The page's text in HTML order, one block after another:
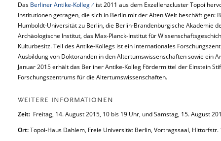
Das Berliner Antike-Kolleg
ist 2011 aus dem Exzellenzcluster Topoi
Institutionen getragen, die sich in Berlin mit der Alten Welt beschäftigen:
Humboldt-Universität zu Berlin, die Berlin-Brandenburgische Akademie
Archäologische Institut, das Max-Planck-Institut für
Kulturbesitz. Teil des Antike-Kollegs ist ein internationales
Ausbildung von Doktoranden in den Altertumswissenschaften sowie ein
Januar 2015 erhält das Berliner Antike-Kolleg Fördermittel der Einstein
Forschungszentrums für die Altertumswissenschaften.
WEITERE INFORMATIONEN
Zeit: Freitag, 14. August 2015, 10 bis 19 Uhr, und Samstag, 15. August
Ort:Topoi-Haus Dahlem, Freie Universität Berlin, Vortragssaal,